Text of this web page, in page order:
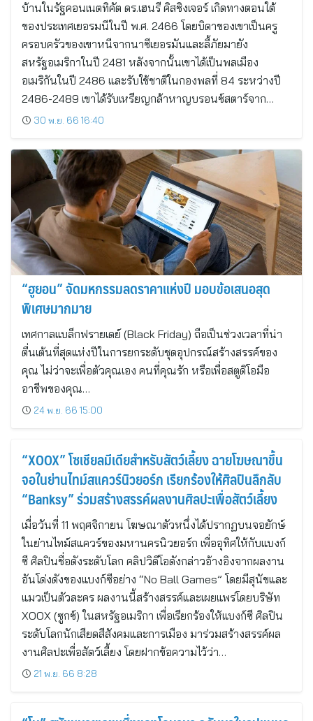
บ้านในรัฐคอนเนตทิคัต ดร.เฮนรี คิสซิงเจอร์ เกิดทางตอนใต้
ของประเทศเยอรมนีในปี พ.ศ. 2466 โดยบิดาของเขาเป็นครู
ครอบครัวของเขาหนีจากนาซีเยอรมันและลี้ภัยมายัง
สหรัฐอเมริกาในปี 2481 หลังจากนั้นเขาได้เป็นพลเมือง
อเมริกันในปี 2486 และรับใช้ชาติในกองพลที่ 84 ระหว่างปี
2486-2489 เขาได้รับเหรียญกล้าหาญบรอนซ์สตาร์จาก…
30 พ.ย. 66 16:40
“ฮูยอน” จัดมหกรรมลดราคาแห่งปี มอบข้อเสนอสุด
พิเศษมากมาย
เทศกาลแบล็กฟรายเดย์ (Black Friday) ถือเป็นช่วงเวลาที่น่า
ตื่นเต้นที่สุดแห่งปีในการยกระดับชุดอุปกรณ์สร้างสรรค์ของ
คุณ ไม่ว่าจะเพื่อตัวคุณเอง คนที่คุณรัก หรือเพื่อสตูดิโอมือ
อาชีพของคุณ…
24 พ.ย. 66 15:00
“XOOX” โซเชียลมีเดียสำหรับสัตว์เลี้ยง ฉายโฆษณาขึ้น
จอในย่านไทม์สแควร์นิวยอร์ก เรียกร้องให้ศิลปินลึกลับ
“Banksy” ร่วมสร้างสรรค์ผลงานศิลปะเพื่อสัตว์เลี้ยง
เมื่อวันที่ 11 พฤศจิกายน โฆษณาตัวหนึ่งได้ปรากฏบนจอยักษ์
ในย่านไทม์สแควร์ของมหานครนิวยอร์ก เพื่ออุทิศให้กับแบงก์
ซี ศิลปินชื่อดังระดับโลก คลิปวิดีโอดังกล่าวอ้างอิงจากผลงาน
อันโด่งดังของแบงก์ซีอย่าง “No Ball Games” โดยมีสุนัขและ
แมวเป็นตัวละคร ผลงานนี้สร้างสรรค์และเผยแพร่โดยบริษัท
XOOX (ซูกซ์) ในสหรัฐอเมริกา เพื่อเรียกร้องให้แบงก์ซี ศิลปิน
ระดับโลกนักเสียดสีสังคมและการเมือง มาร่วมสร้างสรรค์ผล
งานศิลปะเพื่อสัตว์เลี้ยง โดยฝากข้อความไว้ว่า…
21 พ.ย. 66 8:28